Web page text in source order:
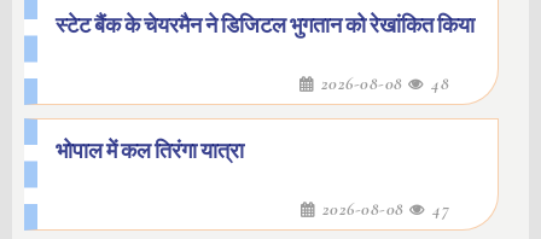
स्टेट बैंक के चेयरमैन ने डिजिटल भुगतान को रेखांकित किया
2026-08-08 48
भोपाल में कल तिरंगा यात्रा
2026-08-08 47